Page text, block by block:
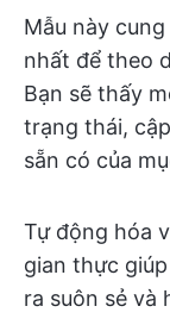
Mẫu này
nhất để theo
Bạn sẽ thấy
trạng thái,
sẵn có của
Tự động hóa
gian thực
ra suôn sẻ và